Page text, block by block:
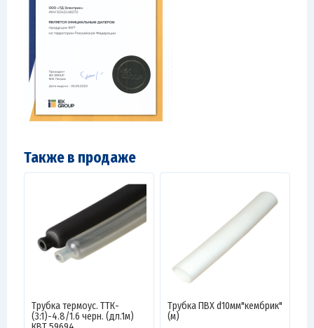
Также в продаже
Трубка термоус. ТТК-
(3:1)-4.8/1.6 черн. (дл.1м)
Трубка ПВХ d10мм"кембрик"
(м)